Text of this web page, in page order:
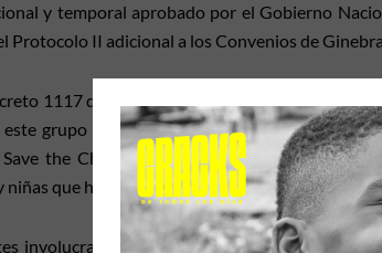
y temporal aprobado por el Gobierno
Protocolo II adicional a los Convenios de
1117 de 2023 puede interpretarse como
grupo armado en vez de velar por la
the Children Colombia rechazamos
niñas que habitan todo el territorio nacional.
involucradas en este proceso a que no se